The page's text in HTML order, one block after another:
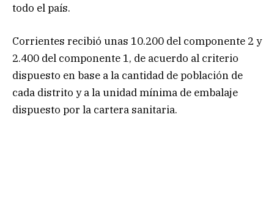
todo el país.
Corrientes recibió unas 10.200 del componente 2 y
2.400 del componente 1, de acuerdo al criterio
dispuesto en base a la cantidad de población de
cada distrito y a la unidad mínima de embalaje
dispuesto por la cartera sanitaria.